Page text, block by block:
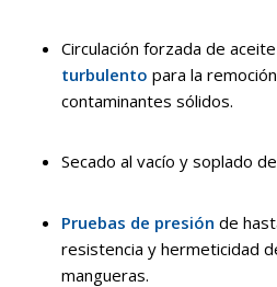
Circulación forzada de
turbulento para la
contaminantes sólidos.
Secado al vacío y soplado
Pruebas de presión de
resistencia y hermeticidad
mangueras.